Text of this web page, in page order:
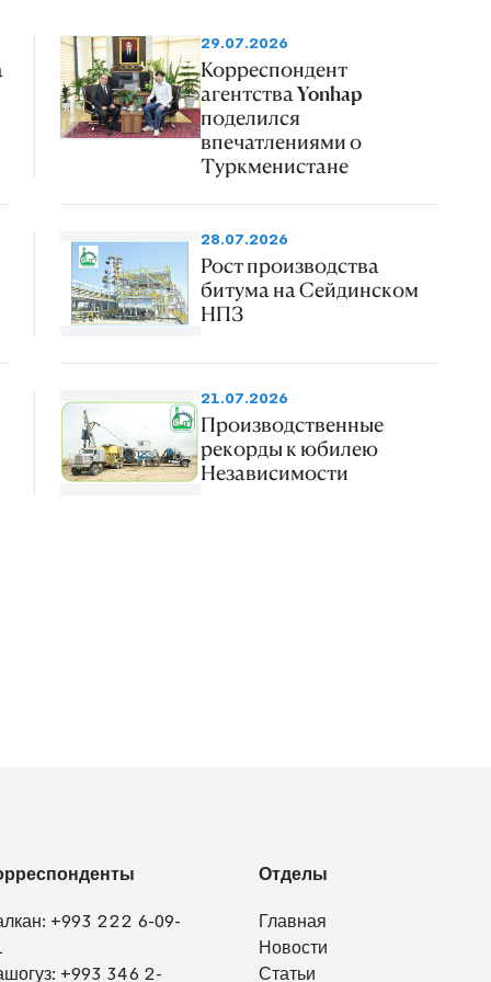
29.07.2026
Корреспондент
агентства Yonhap
поделился
впечатлениями о
Туркменистане
28.07.2026
Рост производства
битума на Сейдинском
НПЗ
21.07.2026
Производственные
рекорды к юбилею
Независимости
+993 222 6-09-
+993 346 2-
Отделы
Главная
Новости
Статьи